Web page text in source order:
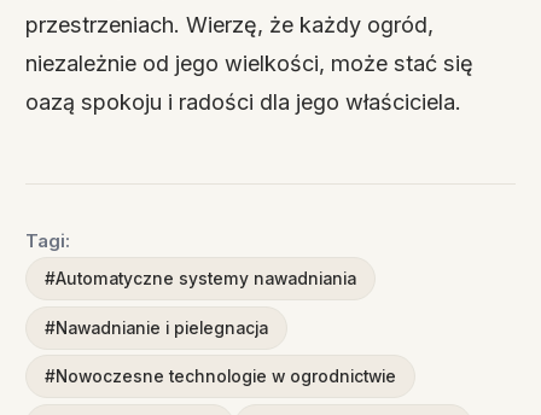
przestrzeniach. Wierzę, że każdy ogród,
niezależnie od jego wielkości, może stać się
oazą spokoju i radości dla jego właściciela.
Tagi:
#Automatyczne systemy nawadniania
#Nawadnianie i pielegnacja
#Nowoczesne technologie w ogrodnictwie